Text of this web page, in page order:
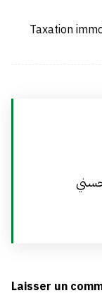
Taxation
Laisser un